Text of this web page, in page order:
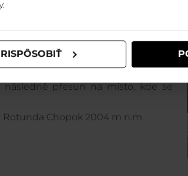
Crystal Bar
následně přesun na místo, kde se
Rotunda Chopok 2004 m n.m.